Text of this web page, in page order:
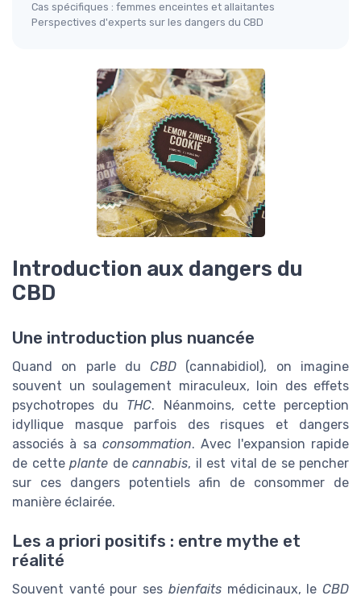
Cas spécifiques : femmes enceintes et allaitantes
Perspectives d'experts sur les dangers du CBD
Introduction aux dangers du
CBD
Une introduction plus nuancée
Quand on parle duCBD (cannabidiol), on imagine
souvent un soulagement miraculeux, loin des effets
psychotropes du THC. Néanmoins, cette perception
idyllique masque parfois des risques et dangers
associés à sa consommation. Avec l'expansion rapide
de cette plante de cannabis, il est vital de se pencher
sur ces dangers potentiels afin de consommer de
manière éclairée.
Les a priori positifs : entre mythe et
réalité
Souvent vanté pour ses bienfaitsmédicinaux, leCBD